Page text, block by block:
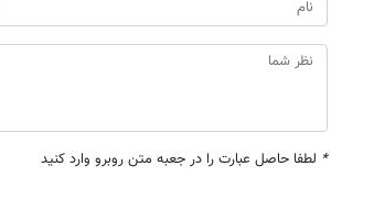
* لطفا حاصل عبارت را در جعبه متن روبرو وارد کنید